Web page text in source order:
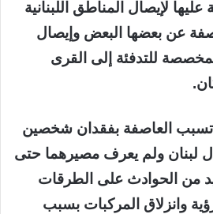
لإيصال المناطق اللبنانية
عن بعضها البعض وإيصال
للتدفئة إلى القرى
تسبب العاصفة بفقدان شخصين
لبنان ولم يعرف مصيرهما حتى
من الحوادث على الطرقات
وانزلاق المركبات بسبب